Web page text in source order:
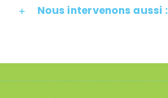
Nous intervenons aussi :